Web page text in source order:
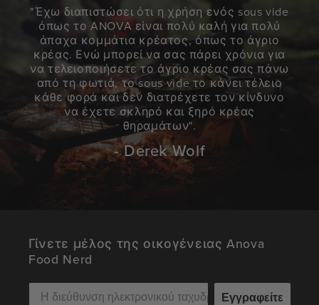
"Έχω διαπιστώσει ότι η χρήση ενός sous vide
όπως το ANOVA είναι πολύ καλή για πολύ
άπαχα κομμάτια κρέατος, όπως το άγριο
κρέας. Ενώ μπορεί να σας πάρει χρόνια για
να τελειοποιήσετε το άγριο κρέας σας πάνω
από τη φωτιά, το sous vide το κάνει τέλειο
κάθε φορά και δεν διατρέχετε τον κίνδυνο
να έχετε σκληρό και ξηρό κρέας
θηραμάτων".
- Derek Wolf
Γίνετε μέλος της οικογένειας Anova
Food Nerd
Εγγραφείτε